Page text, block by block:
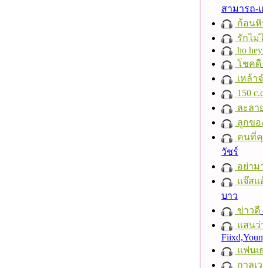
สามารถ-
ก้อน
รักไม่
ho hey
โชคดี
เหล้า
150
ละลา
ลูกขอ
คนที่
วัชร์
อย่าม
แจ๊สแ
บาว
ข่าวดี
แสนว่
แฟนเ
กาลเ